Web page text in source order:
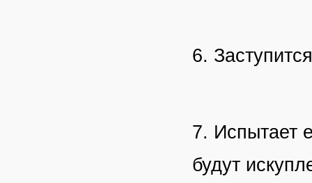
6.
7. Испытает
будут